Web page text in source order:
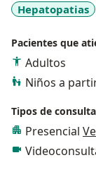
Hepatopatias
Pacientes que
Adultos
Niños a
Tipos de consulta
Presencial